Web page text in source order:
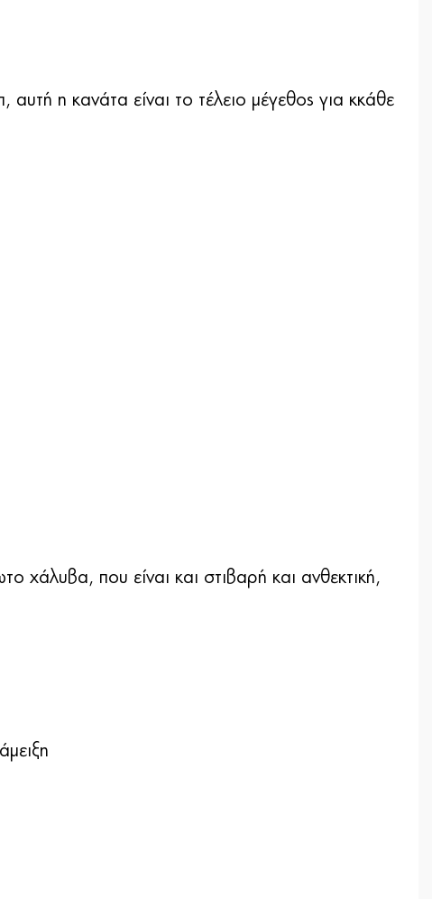
αυτή η κανάτα είναι το τέλειο μέγεθος για κκάθε
χάλυβα, που είναι και στιβαρή και ανθεκτική,